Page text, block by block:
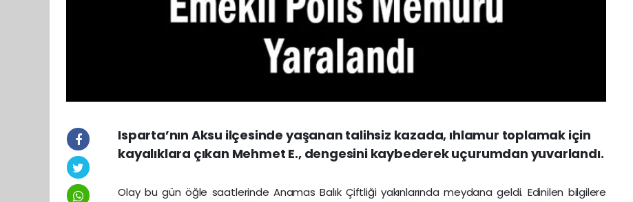
Isparta’nın Aksu ilçesinde yaşanan talihsiz kazada, ıhlamur toplamak için
kayalıklara çıkan Mehmet E., dengesini kaybederek uçurumdan yuvarlandı.
Olay bu gün öğle saatlerinde Anamas Balık Çiftliği yakınlarında meydana geldi. Edinilen bilgilere